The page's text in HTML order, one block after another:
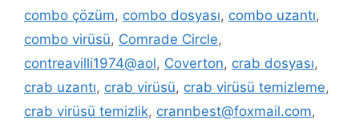
combo çözüm, combo dosyası, combo uzantı,
combo virüsü, Comrade Circle,
contreavilli1974@aol, Coverton, crab dosyası,
crab uzantı, crab virüsü, crab virüsü temizleme,
crab virüsü temizlik, crannbest@foxmail.com,